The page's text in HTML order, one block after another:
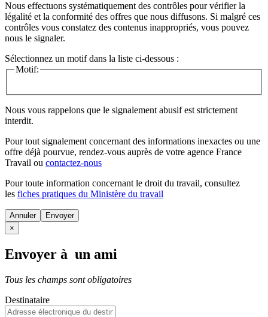
Nous effectuons systématiquement des contrôles pour vérifier la
légalité et la conformité des offres que nous diffusons. Si malgré ces
contrôles vous constatez des contenus inappropriés, vous pouvez
nous le signaler.
Sélectionnez un motif dans la liste ci-dessous :
Motif:
Nous vous rappelons que le signalement abusif est strictement
interdit.
Pour tout signalement concernant des informations inexactes ou une
offre déjà pourvue, rendez-vous auprès de votre agence France
Travail ou contactez-nous
Pour toute information concernant le droit du travail, consultez
les fiches pratiques du Ministère du travail
Annuler
×
Envoyer à un ami
Tous les champs sont obligatoires
Destinataire